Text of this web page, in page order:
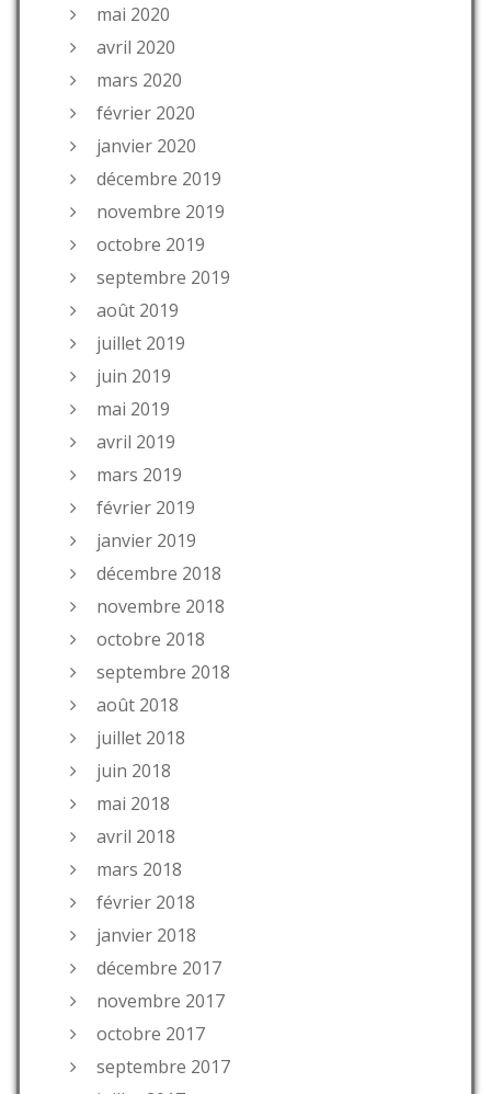
mai 2020
avril 2020
mars 2020
février 2020
janvier 2020
décembre 2019
novembre 2019
octobre 2019
septembre 2019
août 2019
juillet 2019
juin 2019
mai 2019
avril 2019
mars 2019
février 2019
janvier 2019
décembre 2018
novembre 2018
octobre 2018
septembre 2018
août 2018
juillet 2018
juin 2018
mai 2018
avril 2018
mars 2018
février 2018
janvier 2018
décembre 2017
novembre 2017
octobre 2017
septembre 2017